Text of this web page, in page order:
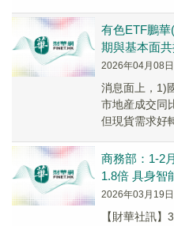
有色ETF鵬華
期與基本面
2026年04月08
消息面上，1)
市地産成交同
但現貨需求好
商務部：1-2
1.8倍 具身智
2026年03月19
【財華社訊